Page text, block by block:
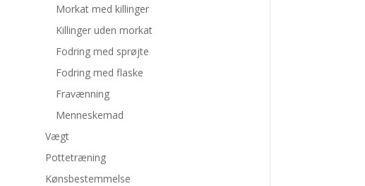
Morkat med killinger
Killinger uden morkat
Fodring med sprøjte
Fodring med flaske
Fravænning
Menneskemad
Vægt
Pottetræning
Kønsbestemmelse